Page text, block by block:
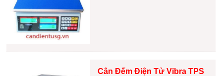
Cân Đếm Điện Tử Vibra TPS